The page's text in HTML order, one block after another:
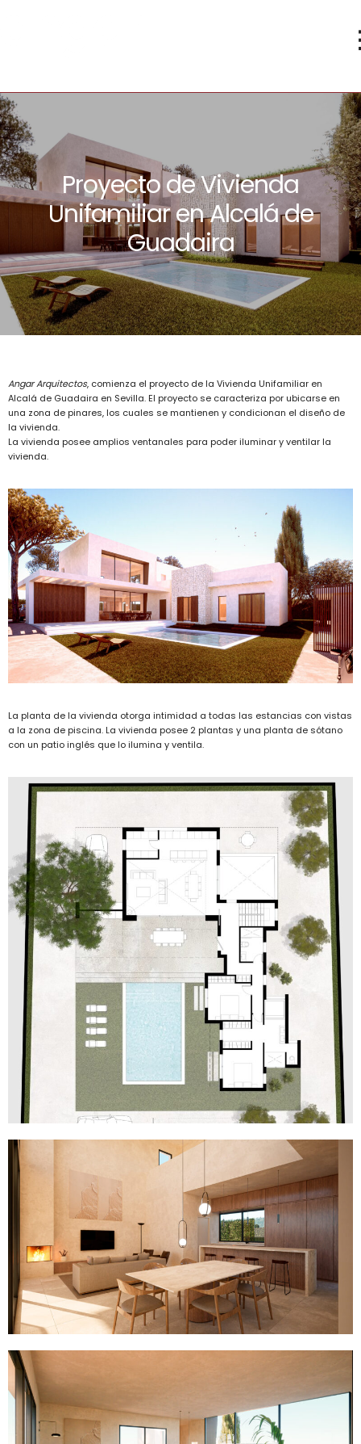
Proyecto de Vivienda
Unifamiliar en Alcalá de
Guadaira
Angar Arquitectos, comienza el proyecto de la Vivienda Unifamiliar en
Alcalá de Guadaira en Sevilla. El proyecto se caracteriza por ubicarse en
una zona de pinares, los cuales se mantienen y condicionan el diseño de
la vivienda.
La vivienda posee amplios ventanales para poder iluminar y ventilar la
vivienda.
La planta de la vivienda otorga intimidad a todas las estancias con vistas
a la zona de piscina. La vivienda posee 2 plantas y una planta de sótano
con un patio inglés que lo ilumina y ventila.